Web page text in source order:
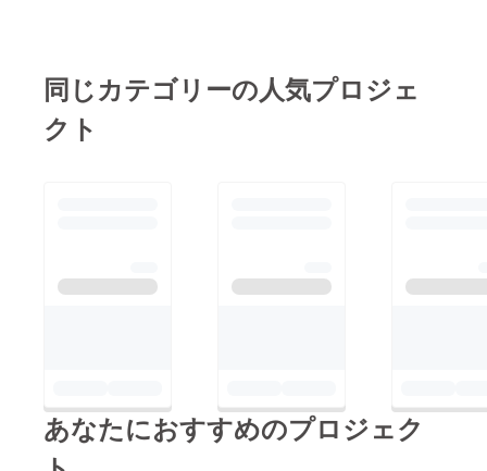
なっております。是非
ともご支援よろしくお
同じカテゴリーの人気プロジェ
クト
あなたにおすすめのプロジェク